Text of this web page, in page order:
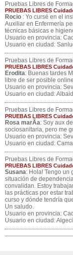
Pruebas Libres de
PRUEBAS LIBRES
Rocio : Yo cursé en el
Auxiliar en Enfermería
técnicas básicas e
Usuario en provincia:
Usuario en ciudad:
Pruebas Libres de
PRUEBAS LIBRES
Erodita: Buenas tardes
libre de ser posible
Usuario en provincia:
Usuario en ciudad:
Pruebas Libres de
PRUEBAS LIBRES
Rosa marÃ­a: Soy aux
sociosanitaria, pero me
Usuario en provincia:
Usuario en ciudad:
Pruebas Libres de
PRUEBAS LIBRES
Susana: Hola! Tengo un
situación de
convalidan. Estoy
las prácticas por estar
curso y dónde tendría
Un saludo.
Usuario en provincia:
Usuario en ciudad: